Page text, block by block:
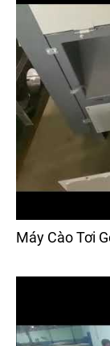
Máy Cào Tơi